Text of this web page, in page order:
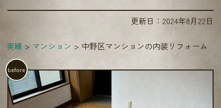
更新日： 2024年8月22日
実績 マンション 中野区マンションの内装リフォーム
before